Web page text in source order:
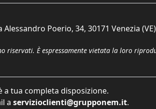
Poerio, 34, 30171 Venezia
riservati. È espressamente vietata la loro
a tua completa disposizione.
a servizioclienti@grupponem.it.